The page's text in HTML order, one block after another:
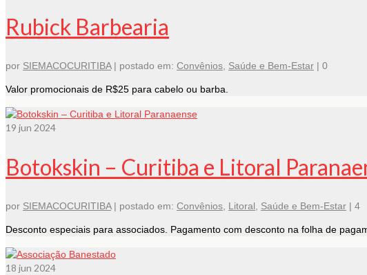
Rubick Barbearia
por SIEMACOCURITIBA| postado em: Convênios, Saúde e Bem-Estar | 0
Valor promocionais de R$25 para cabelo ou barba.
19 jun 2024
Botokskin – Curitiba e Litoral
por SIEMACOCURITIBA| postado em: Convênios, Litoral, Saúde e Bem-Estar | 4
Desconto especiais para associados. Pagamento com desconto na folha de
18 jun 2024